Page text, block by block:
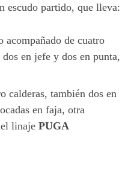
escudo partido, que lleva:
acompañado de cuatro
en jefe y dos en punta,
calderas, también dos en
en faja, otra
linaje PUGA